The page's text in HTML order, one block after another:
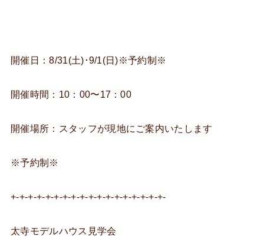
開催日：8/31(土)･9/1(日)※予約制※
開催時間：10：00〜17：00
開催場所：スタッフが現地にご案内いたします
※予約制※
+-+-+-+-+-+-+-+-+-+-+-+-+-+-+-+-+-+-
太寺モデルハウス見学会